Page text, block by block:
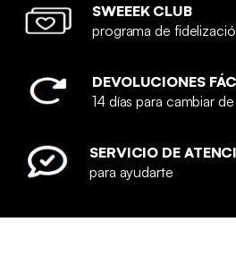
SWEEEK CLUB
programa de
DEVOLUCIONES
14 días para cambiar
SERVICIO DE
para ayudarte